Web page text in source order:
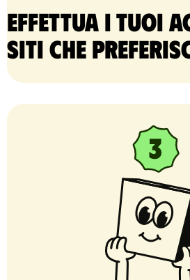
Effettua i tuoi
siti che